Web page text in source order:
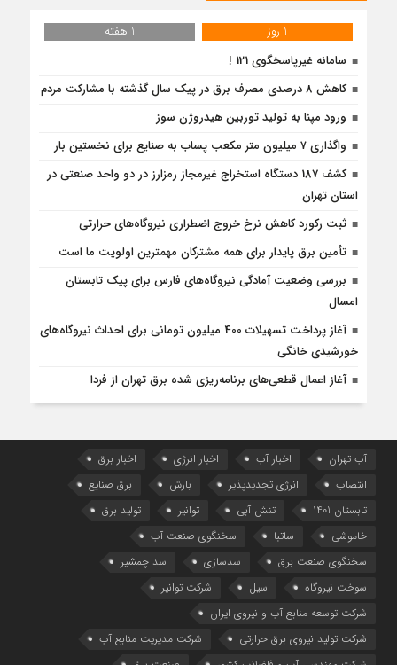
1 روز
1 هفته
سامانه غیرپاسخگوی 121 !
کاهش 8 درصدی مصرف برق در پیک سال گذشته با مشارکت مردم
ورود مپنا به تولید توربین هیدروژن سوز
واگذاری ۷ میلیون متر مکعب پساب به صنایع برای نخستین‌ بار
کشف 187 دستگاه استخراج غیرمجاز رمزارز در دو واحد صنعتی در
استان تهران
ثبت رکورد کاهش نرخ خروج اضطراری نیروگاه‌های حرارتی
تأمین برق پایدار برای همه مشترکان مهمترین اولویت ما است
بررسی وضعیت آمادگی نیروگاه‌های فارس برای پیک تابستان
امسال
آغاز پرداخت تسهیلات 400 میلیون تومانی برای احداث نیروگاه‌های
خورشیدی خانگی
آغاز اعمال قطعی‌های برنامه‌ریزی شده برق تهران از فردا
آب تهران اخبار آب اخبار انرژی
اخبار برق
انتصاب
انرژی تجدیدپذیر بارش
برق صنایع
تابستان 1401
تنش آبی توانیر
تولید برق
خاموشی
ساتبا
سخنگوی صنعت آب
سخنگوی صنعت برق
سدسازی
سد چمشیر
سوخت نیروگاه
سیل
شرکت توانیر
شرکت توسعه منابع آب و نیروی ایران
شرکت تولید نیروی برق حرارتی
شرکت مدیریت منابع آب